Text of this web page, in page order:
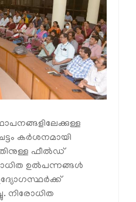
കർശനമായി
ഫീൽഡ്
ഉൽപന്നങ്ങൾ
ഉദ്യോഗസ്ഥർക്ക്
നിരോധിത